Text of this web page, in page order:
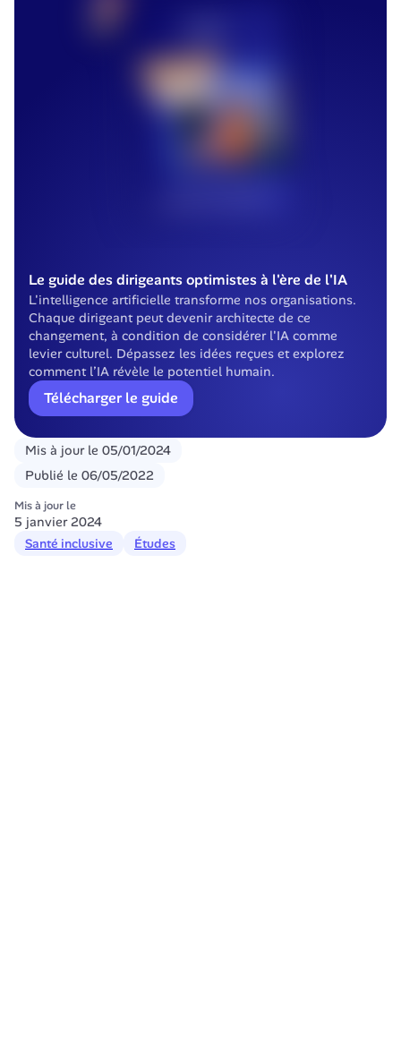
Le guide des dirigeants optimistes à l'ère de l'IA
L'intelligence artificielle transforme nos organisations.
Chaque dirigeant peut devenir architecte de ce
changement, à condition de considérer l'IA comme
levier culturel. Dépassez les idées reçues et explorez
comment l’IA révèle le potentiel humain.
Télécharger le guide
Mis à jour le 05/01/2024
Publié le 06/05/2022
Mis à jour le
5 janvier 2024
Santé inclusive
Études